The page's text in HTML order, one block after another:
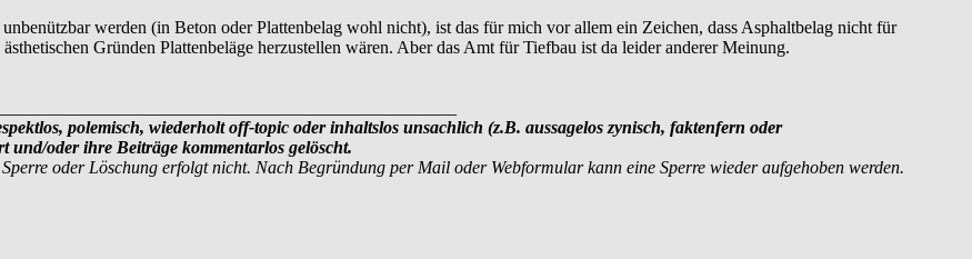
werden (in Beton oder Plattenbelag wohl nicht), ist das für mich vor allem ein Zeichen, dass Asphaltbelag nicht für
Gründen Plattenbeläge herzustellen wären. Aber das Amt für Tiefbau ist da leider anderer Meinung.
polemisch, wiederholt off-topic oder inhaltslos unsachlich (z.B. aussagelos zynisch, faktenfern oder
und/oder ihre Beiträge kommentarlos gelöscht.
oder Löschung erfolgt nicht. Nach Begründung per Mail oder Webformular kann eine Sperre wieder aufgehoben werden.